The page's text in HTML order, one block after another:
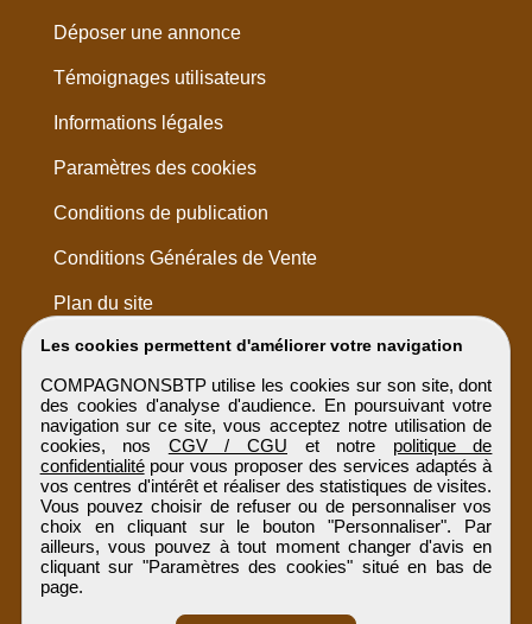
Les cookies permettent d'améliorer votre navigation
COMPAGNONSBTP utilise les cookies sur son site, dont
des cookies d'analyse d'audience. En poursuivant votre
navigation sur ce site, vous acceptez notre utilisation de
cookies, nos CGV / CGU et notre politique de
confidentialitépour vous proposer des services adaptés à
vos centres d'intérêt et réaliser des statistiques de visites.
Vous pouvez choisir de refuser ou de personnaliser vos
choix en cliquant sur le bouton "Personnaliser". Par
ailleurs, vous pouvez à tout moment changer d'avis en
cliquant sur "Paramètres des cookies" situé en bas de
page.
Déposer une annonce
Témoignages utilisateurs
Informations légales
Paramètres des cookies
Conditions de publication
Conditions Générales de Vente
Plan du site